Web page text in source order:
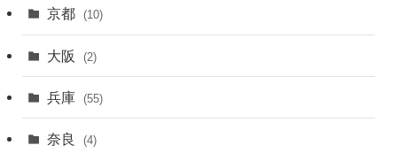
京都 (10)
大阪 (2)
兵庫 (55)
奈良 (4)